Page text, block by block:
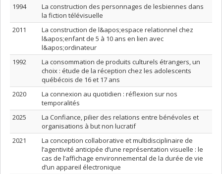
1994
La construction des personnages de lesbiennes dans
la fiction télévisuelle
2011
La construction de l&apos;espace relationnel chez
l&apos;enfant de 5 à 10 ans en lien avec
l&apos;ordinateur
1992
La consommation de produits culturels étrangers, un
choix : étude de la réception chez les adolescents
québécois de 16 et 17 ans
2020
La connexion au quotidien : réflexion sur nos
temporalités
2025
La Confiance, pilier des relations entre bénévoles et
organisations à but non lucratif
2021
La conception collaborative et multidisciplinaire de
l’agentivité anticipée d’une représentation visuelle : le
cas de l’affichage environnemental de la durée de vie
d’un appareil électronique